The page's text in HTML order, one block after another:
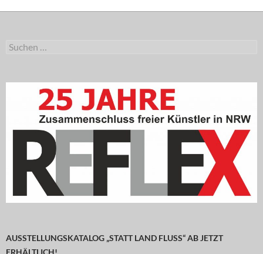
Suchen
AUSSTELLUNGSKATALOG „STATT LAND FLUSS“ AB JETZT
ERHÄLTLICH!